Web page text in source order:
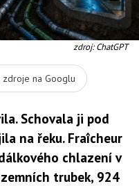
zdroj: ChatGPT
na Googlu
Schovala ji pod
na řeku. Fraîcheur
chlazení v
trubek, 924